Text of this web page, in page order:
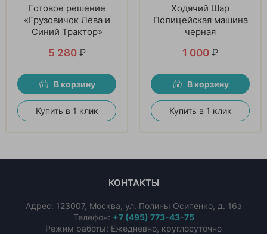
Готовое решение
«Грузовичок Лёва и
Синий Трактор»
5 280 ₽
В корзину
Купить в 1 клик
Ходячий Шар
Полицейская машина
черная
1 000 ₽
В корзину
Купить в 1 клик
КОНТАКТЫ
Адрес: 123007, Москва, ул. Полины Осипенко, д. 16а
Телефон: +7 (495) 773-43-75
Режим работы: Ежедневно, круглосуточно